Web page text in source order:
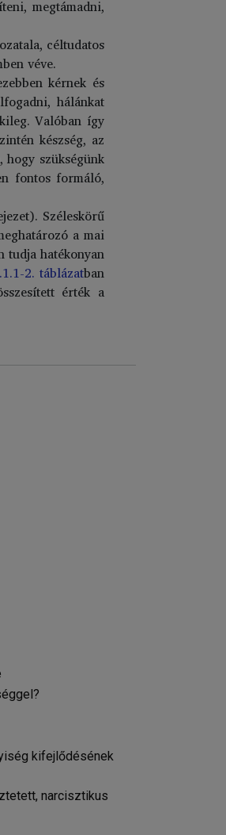
megtámadni,
céltudatos
véve.
kérnek és
hálánkat
Valóban így
készség, az
hogy szükségünk
fontos formáló,
Széleskörű
a mai
tudja hatékonyan
2. táblázatban
érték a
kifejlődésének
narcisztikus